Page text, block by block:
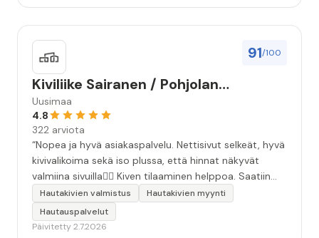
91/100
Kiviliike Sairanen / Pohjolan
Muistokivi
Uusimaa
4.8
322 arviota
“Nopea ja hyvä asiakaspalvelu. Nettisivut selkeät, hyvä
kivivalikoima sekä iso plussa, että hinnat näkyvät
valmiina sivuilla👍🏻 Kiven tilaaminen helppoa. Saatiin
äidille kaunis, ammattitaidolla tehty kivi❤️ Kiitos!”
Hautakivien valmistus
Hautakivien myynti
Hautauspalvelut
Päivitetty 2.7.2026